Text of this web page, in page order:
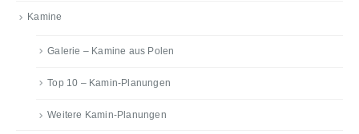
Kamine
Galerie – Kamine aus Polen
Top 10 – Kamin-Planungen
Weitere Kamin-Planungen